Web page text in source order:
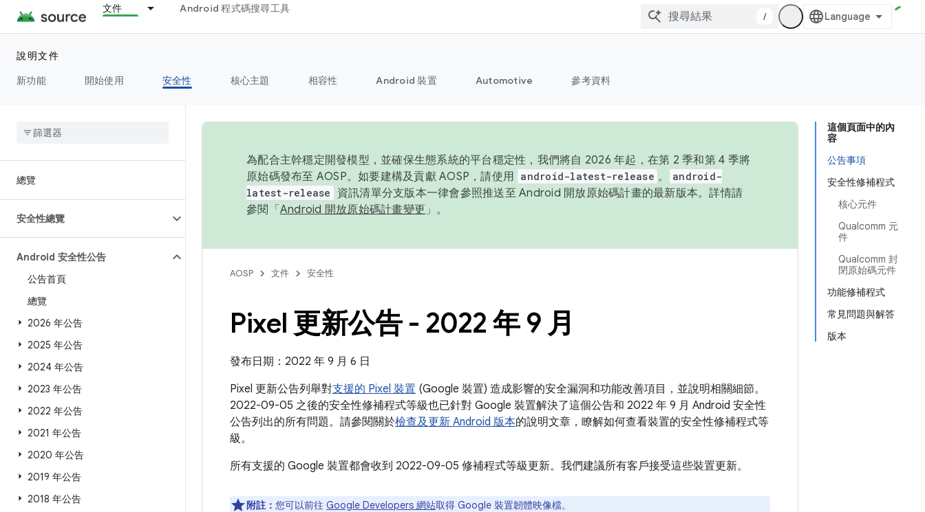
文件 Android 程式碼搜尋工具
/
說明文件
新功能
開始使用 安全性 核心主題 相容性 Android 裝置 Automotive 參考資料
總覽
安全性總覽
Android 安全性公告
公告首頁
總覽
2026 年公告
2025 年公告
2024 年公告
2023 年公告
2022 年公告
2021 年公告
2020 年公告
2019 年公告
2018 年公告
這個頁面中的內
容
公告事項
安全性修補程式
核心元件
Qualcomm 元
件
Qualcomm 封
閉原始碼元件
功能修補程式
常見問題與解答
版本
為配合主幹穩定開發模型，並確保生態系統的平台穩定性，我們將自 2026 年起，在第 2 季和第 4 季將
原始碼發布至 AOSP。如要建構及貢獻 AOSP，請使用 android-latest-release 。
android-
latest-release
資訊清單分支版本一律會參照推送至 Android 開放原始碼計畫的最新版本。詳情請
參閱「 Android 開放原始碼計畫變更 」。
AOSP 文件 安全性
Pixel 更新公告 - 2022 年 9 月
發布日期：2022 年 9 月 6 日
Pixel 更新公告列舉對支援的 Pixel 裝置 (Google 裝置) 造成影響的安全漏洞和功能改善項目，並說明相關細節。
2022-09-05 之後的安全性修補程式等級也已針對 Google 裝置解決了這個公告和 2022 年 9 月 Android 安全性
公告列出的所有問題。請參閱關於檢查及更新 Android 版本的說明文章，瞭解如何查看裝置的安全性修補程式等
級。
所有支援的 Google 裝置都會收到 2022-09-05 修補程式等級更新。我們建議所有客戶接受這些裝置更新。
附註： 您可以前往 Google Developers 網站取得 Google 裝置韌體映像檔。